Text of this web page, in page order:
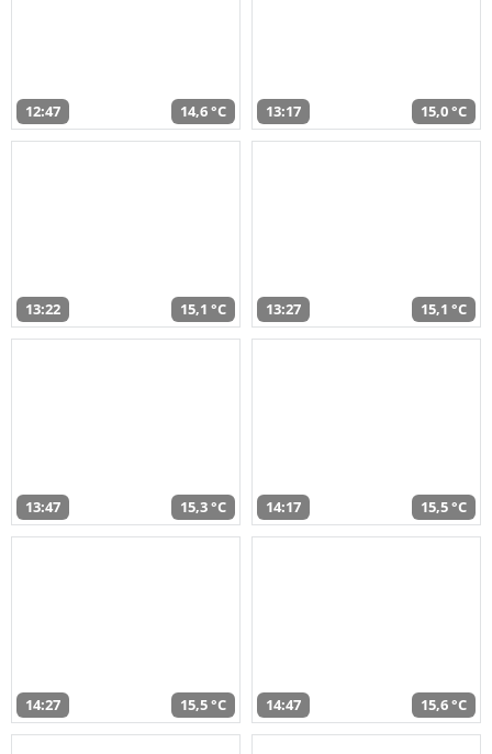
12:47 14,6 °C 13:17 15,0 °C
13:22 15,1 °C 13:27 15,1 °C
13:47 15,3 °C 14:17 15,5 °C
14:27 15,5 °C 14:47 15,6 °C